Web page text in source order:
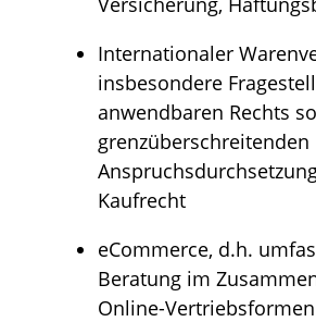
Internationaler
insbesondere
anwendbaren Rechts
grenzüberschreitenden
Kaufrecht
eCommerce, d.h.
Beratung im
Online-